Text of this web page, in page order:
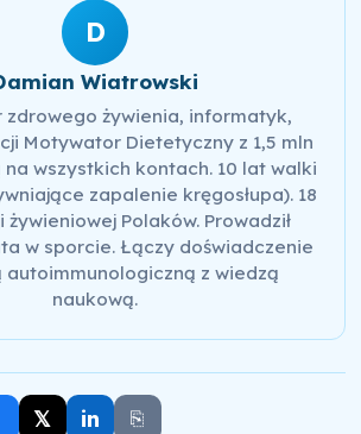
D
Wiatrowski
zdrowego żywienia, informatyk,
Motywator Dietetyczny z 1,5 mln
na wszystkich kontach. 10 lat walki
zapalenie kręgosłupa). 18
Polaków. Prowadził
w sporcie. Łączy doświadczenie
autoimmunologiczną z wiedzą
naukową.
𝕏 in ⎘